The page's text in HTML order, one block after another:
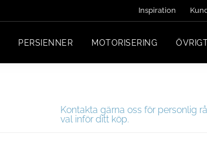
Inspiration
PERSIENNER MOTORISERING
Kontakta gärna oss för personlig
val inför ditt köp.